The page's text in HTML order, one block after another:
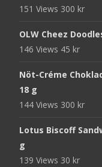
151 Views 300 kr
OLW Cheez
146 Views 45 kr
Nöt-Créme
18 g
144 Views 300 kr
Lotus Biscoff
g
139 Views 30 kr